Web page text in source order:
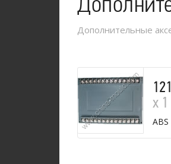
Дополнительные
х
ABS